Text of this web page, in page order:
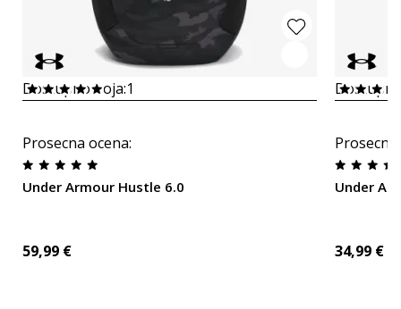
Dostupno boja:1
Prosecna ocena:
Under Armour Hustle 6.0
59,99 €
Under
34,99 €